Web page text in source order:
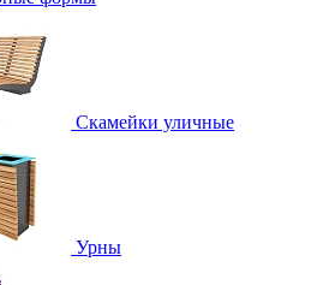
Скамейки уличные
Урны